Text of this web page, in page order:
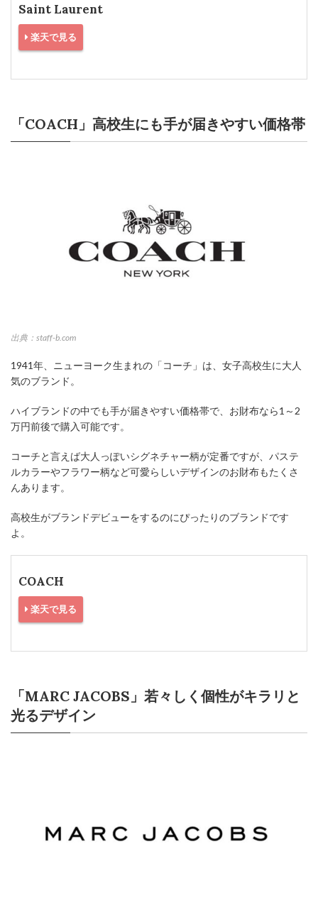
Saint Laurent
楽天で見る
「COACH」高校生にも手が届きやすい価格帯
出典：staff-b.com
1941年、ニューヨーク生まれの「コーチ」は、女子高校生に大人
気のブランド。
ハイブランドの中でも手が届きやすい価格帯で、お財布なら1～2
万円前後で購入可能です。
コーチと言えば大人っぽいシグネチャー柄が定番ですが、パステ
ルカラーやフラワー柄など可愛らしいデザインのお財布もたくさ
んあります。
高校生がブランドデビューをするのにぴったりのブランドです
よ。
COACH
楽天で見る
「MARC JACOBS」若々しく個性がキラリと
光るデザイン